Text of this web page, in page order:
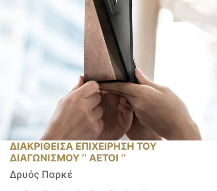
ΔΙΑΚΡΙΘΕΙΣΑ ΕΠΙΧΕΙΡΗΣΗ ΤΟΥ
ΔΙΑΓΩΝΙΣΜΟΥ ‘’ ΑΕΤΟΙ ‘’
Δρυός Παρκέ